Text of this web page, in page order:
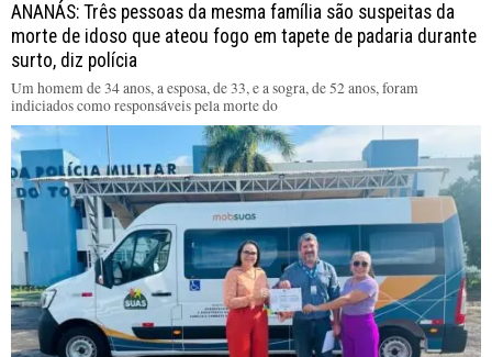
ANANÁS: Três pessoas da mesma família são suspeitas da
morte de idoso que ateou fogo em tapete de padaria durante
surto, diz polícia
Um homem de 34 anos, a esposa, de 33, e a sogra, de 52 anos, foram
indiciados como responsáveis pela morte do